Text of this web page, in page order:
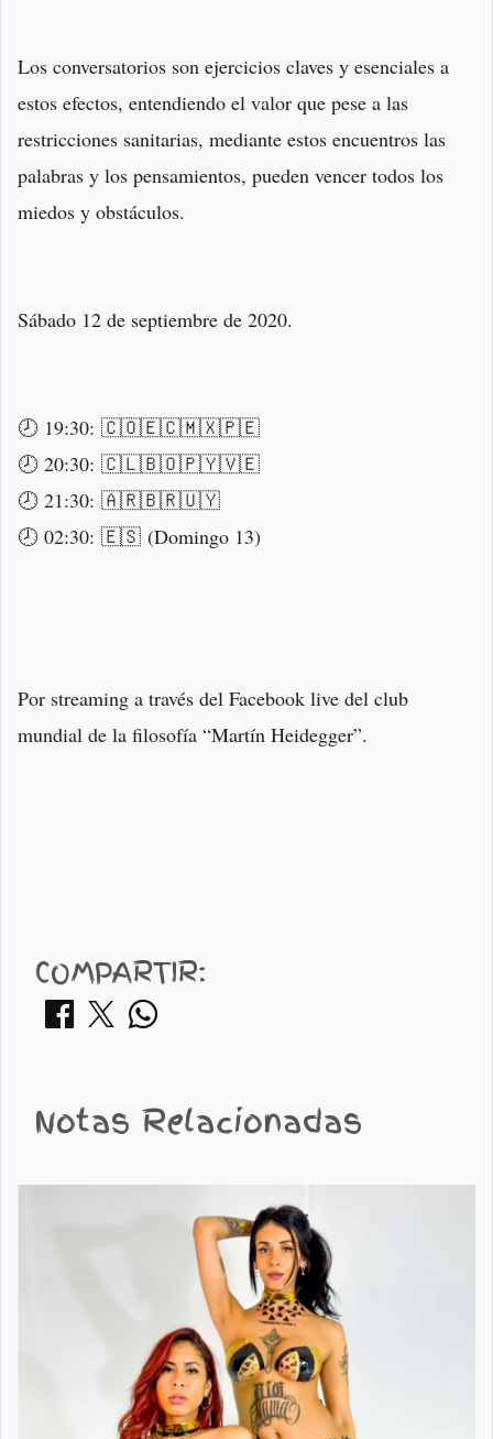
Los conversatorios son ejercicios claves y esenciales a
estos efectos, entendiendo el valor que pese a las
restricciones sanitarias, mediante estos encuentros las
palabras y los pensamientos, pueden vencer todos los
miedos y obstáculos.
Sábado 12 de septiembre de 2020.
🕗 19:30: 🇨🇴🇪🇨🇲🇽🇵🇪
🕗 20:30: 🇨🇱🇧🇴🇵🇾🇻🇪
🕗 21:30: 🇦🇷🇧🇷🇺🇾
🕗 02:30: 🇪🇸 (Domingo 13)
Por streaming a través del Facebook live del club
mundial de la filosofía “Martín Heidegger”.
COMPARTIR:
Notas Relacionadas